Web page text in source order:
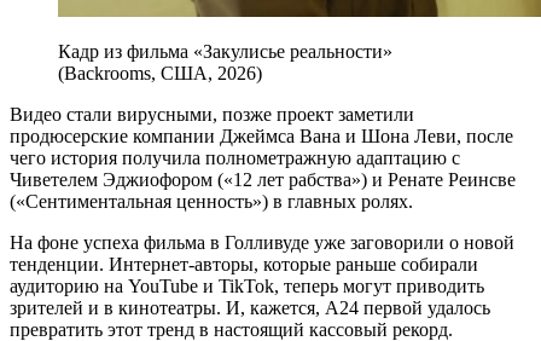
Кадр из фильма «Закулисье реальности»
(Backrooms, США, 2026)
Видео стали вирусными, позже проект заметили
продюсерские компании Джеймса Вана и Шона Леви, после
чего история получила полнометражную адаптацию с
Чиветелем Эджиофором («12 лет рабства») и Ренате Реинсве
(«Сентиментальная ценность») в главных ролях.
На фоне успеха фильма в Голливуде уже заговорили о новой
тенденции. Интернет-авторы, которые раньше собирали
аудиторию на YouTube и TikTok, теперь могут приводить
зрителей и в кинотеатры. И, кажется, A24 первой удалось
превратить этот тренд в настоящий кассовый рекорд.